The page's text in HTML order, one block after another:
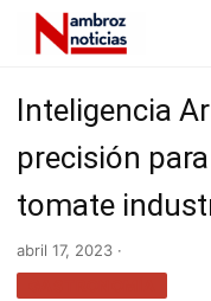
Inteligencia
precisión
tomate
abril 17, 2023 ·